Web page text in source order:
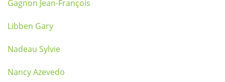
Gagnon Jean-François
Libben Gary
Nadeau Sylvie
Nancy Azevedo